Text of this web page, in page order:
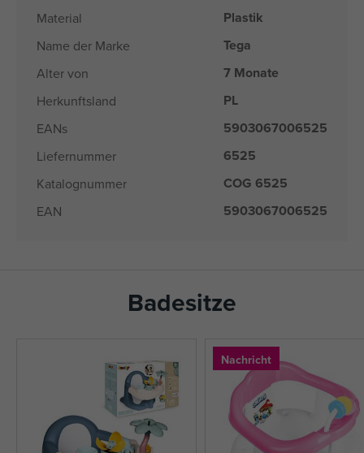
Material Plastik
Name der Marke Tega
Alter von 7 Monate
Herkunftsland PL
EANs 5903067006525
Liefernummer 6525
Katalognummer COG 6525
EAN 5903067006525
Badesitze
Nachricht